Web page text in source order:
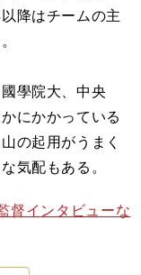
降はチームの主
學院大、中央
にかかっている
の起用がうまく
気配もある。
インタビューな